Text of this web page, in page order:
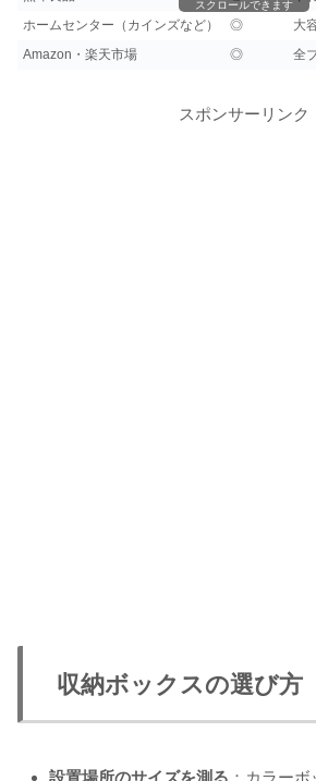
ホームセンター（カインズなど）
◎
大
Amazon・楽天市場
◎ 全
スクロールできます
スポンサーリンク
収納ボックスの選び方
設置場所のサイズを測る ：カラー